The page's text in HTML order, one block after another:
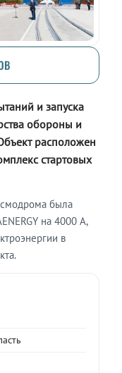
и запуска
обороны и
расположен
стартовых
была
на 4000 А,
в